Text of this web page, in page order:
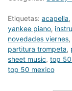
Etiquetas: acapella,
yankee piano,
novedades viernes,
partitura trompeta,
sheet music, top
top 50 mexico